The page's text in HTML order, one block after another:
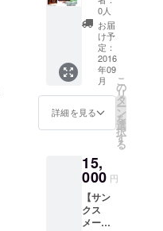
【座席
指定（1
席）】
１階席
Ａ～Ｉ
列（９
列）の
ご優待
者観覧
に1席確
しま
す。 ※
当日は
開場時
刻の30
分前よ
ム）が
記載さ
れたご
支援い
ただい
た皆様
のメン
バー
カード
Music
Clubが
開催す
るイベ
ント参
加優待
APILA
Music
Clubか
らお礼
のメー
ルをお
送りし
ます。
【サ
ポー
ターズ
（1
枚）】
会員番
号とご
氏名
（又は
0人
お届
け予
定：
2016
年09
月
詳細を見る
こ
の
リ
タ
ー
ン
を
選
択
す
る
15,
000 円
【サン
クス
メー